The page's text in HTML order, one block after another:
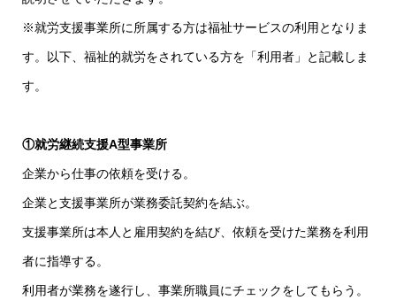
※就労支援事業所に所属する方は福祉サービスの利用となりま
す。以下、福祉的就労をされている方を「利用者」と記載しま
す。
①就労継続支援A型事業所
企業から仕事の依頼を受ける。
企業と支援事業所が業務委託契約を結ぶ。
支援事業所は本人と雇用契約を結び、依頼を受けた業務を利用
者に指導する。
利用者が業務を遂行し、事業所職員にチェックをしてもらう。